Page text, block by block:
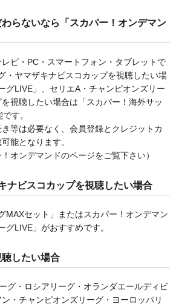
らないなら「スカパー！オンデマン
ビ・PC・スマートフォン・タブレットで
・ヤマザキナビスコカップを視聴したい場
グLIVE」、セリエA・チャンピオンズリー
視聴したい場合は「スカパー！海外サッ
す。
等は必要なく、会員登録とクレジットカ
能となります。
オンデマンドのページをご覧下さい）
ナビスコカップを視聴したい場合
MAXセット」またはスカパー！オンデマン
グLIVE」がおすすめです。
したい場合
グ・ロシアリーグ・オランダエールディビ
・チャンピオンズリーグ・ヨーロッパリ